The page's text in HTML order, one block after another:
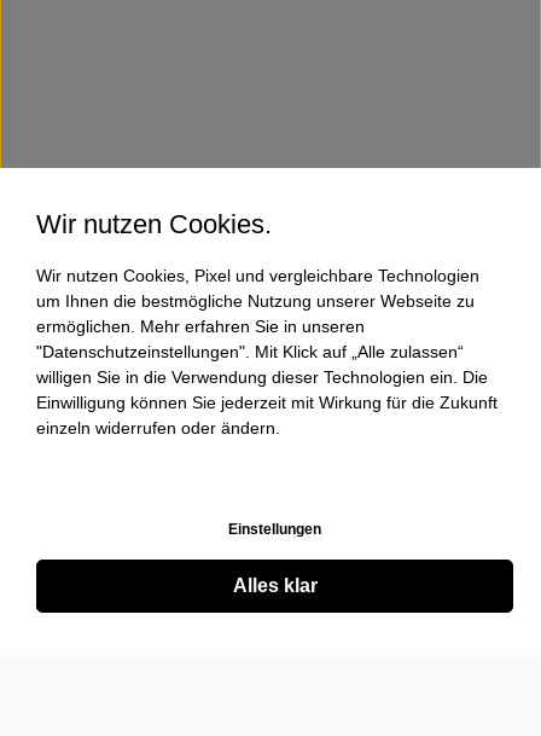
Wir nutzen Cookies.
Wir nutzen Cookies, Pixel und vergleichbare Technologien
um Ihnen die bestmögliche Nutzung unserer Webseite zu
ermöglichen. Mehr erfahren Sie in unseren
"Datenschutzeinstellungen". Mit Klick auf „Alle zulassen“
willigen Sie in die Verwendung dieser Technologien ein. Die
Einwilligung können Sie jederzeit mit Wirkung für die Zukunft
einzeln widerrufen oder ändern.
Einstellungen
Alles klar